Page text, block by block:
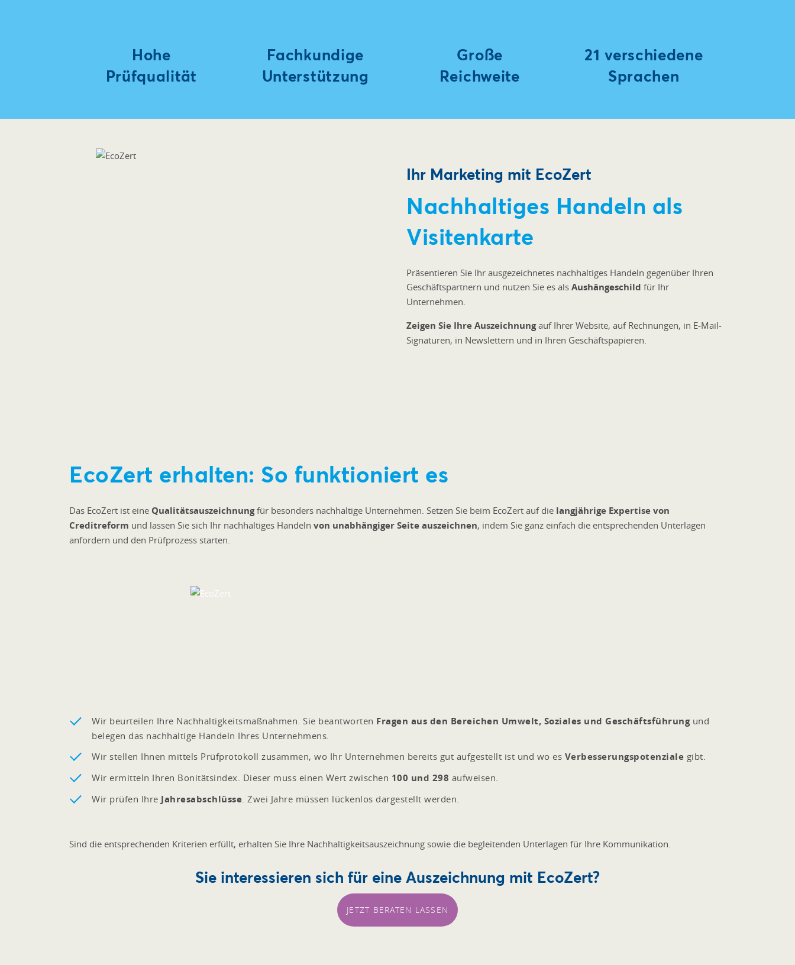
Hohe
Prüfqualität
Fachkundige
Unterstützung
Große
Reichweite
21 verschiedene
Sprachen
Ihr Marketing mit EcoZert
Nachhaltiges Handeln als
Visitenkarte
Präsentieren Sie Ihr ausgezeichnetes nachhaltiges Handeln gegenüber Ihren
Geschäftspartnern und nutzen Sie es als Aushängeschild für Ihr
Unternehmen.
Zeigen Sie Ihre Auszeichnungauf Ihrer Website, auf Rechnungen, in E-Mail-
Signaturen, in Newslettern und in Ihren Geschäftspapieren.
EcoZert erhalten: So funktioniert es
Das EcoZert ist eine Qualitätsauszeichnungfür besonders nachhaltige Unternehmen. Setzen Sie beim EcoZert auf die langjährige Expertise von
Creditreform und lassen Sie sich Ihr nachhaltiges Handeln von unabhängiger Seite auszeichnen, indem Sie ganz einfach die entsprechenden Unterlagen
anfordern und den Prüfprozess starten.
Wir beurteilen Ihre Nachhaltigkeitsmaßnahmen. Sie beantworten Fragen aus den Bereichen Umwelt, Soziales und Geschäftsführungund
belegen das nachhaltige Handeln Ihres Unternehmens.
Wir stellen Ihnen mittels Prüfprotokoll zusammen, wo Ihr Unternehmen bereits gut aufgestellt ist und wo es Verbesserungspotenziale gibt.
Wir ermitteln Ihren Bonitätsindex. Dieser muss einen Wert zwischen 100 und 298 aufweisen.
Wir prüfen Ihre Jahresabschlüsse . Zwei Jahre müssen lückenlos dargestellt werden.
Sind die entsprechenden Kriterien erfüllt, erhalten Sie Ihre Nachhaltigkeitsauszeichnung sowie die begleitenden Unterlagen für Ihre Kommunikation.
Sie interessieren sich für eine Auszeichnung mit EcoZert?
JETZT BERATEN LASSEN